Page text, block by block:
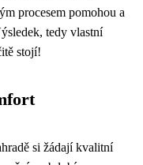
procesem pomohou a
tedy vlastní
stojí!
si žádají kvalitní